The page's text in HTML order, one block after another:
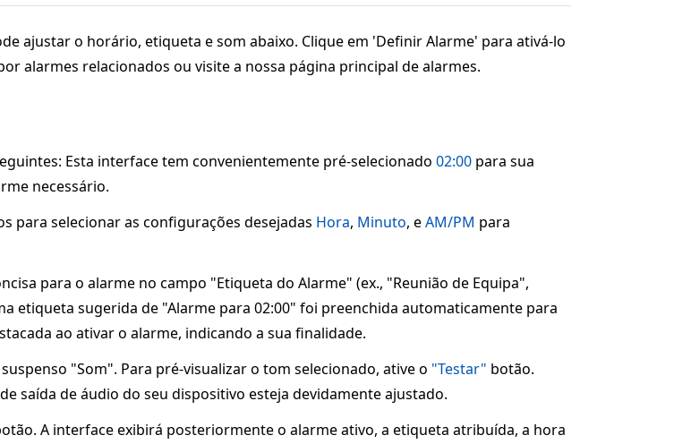
ajustar o horário, etiqueta e som abaixo. Clique em 'Definir Alarme' para ativá-lo
alarmes relacionados ou visite a nossa página principal de alarmes.
Esta interface tem convenientemente pré-selecionado 02:00 para sua
necessário.
para selecionar as configurações desejadas Hora, Minuto, eAM/PM para
para o alarme no campo "Etiqueta do Alarme" (ex., "Reunião de Equipa",
etiqueta sugerida de "Alarme para 02:00" foi preenchida automaticamente para
ao ativar o alarme, indicando a sua finalidade.
"Som". Para pré-visualizar o tom selecionado, ative o "Testar" botão.
saída de áudio do seu dispositivo esteja devidamente ajustado.
A interface exibirá posteriormente o alarme ativo, a etiqueta atribuída, a hora